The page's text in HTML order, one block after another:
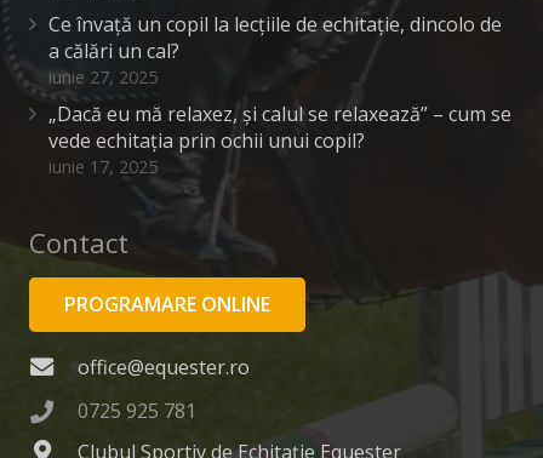
Ce învață un copil la lecțiile de echitație, dincolo de
a călări un cal?
iunie 27, 2025
„Dacă eu mă relaxez, și calul se relaxează” – cum se
vede echitația prin ochii unui copil?
iunie 17, 2025
Contact
PROGRAMARE ONLINE
office@equester.ro
0725 925 781
Clubul Sportiv de Echitație Equester